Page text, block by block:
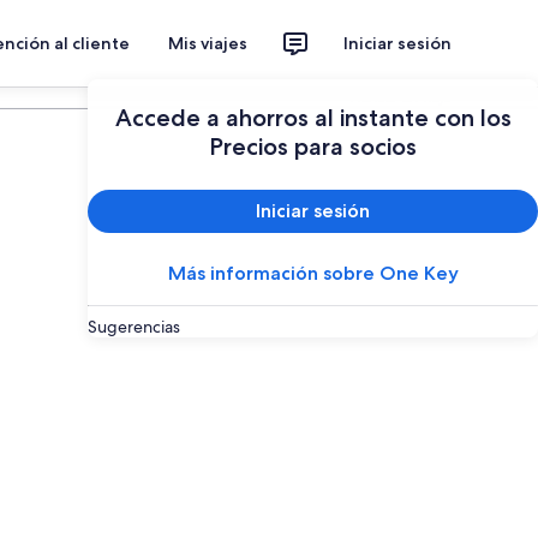
al cliente Mis viajes Iniciar sesión
Accede a ahorros al instante con los
Precios para socios
Iniciar sesión
Más información sobre One Key
Sugerencias